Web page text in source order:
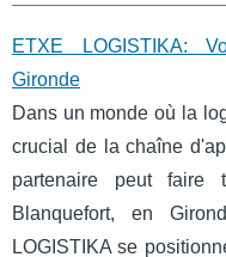
ETXE LOGISTIKA:
Gironde
Dans un monde où la
crucial de la chaîne
partenaire peut faire
Blanquefort, en
LOGISTIKA se